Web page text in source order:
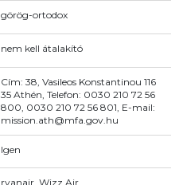
görög-ortodox
nem kell átalakító
Cím: 38, Vasileos Konstantinou 116
35 Athén, Telefon: 0030 210 72 56
800, 0030 210 72 56 801, E-mail:
mission.ath@mfa.gov.hu
Igen
ryanair, Wizz Air